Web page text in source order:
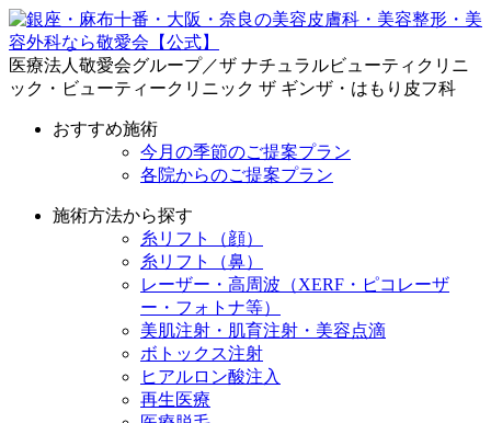
医療法人敬愛会グループ／ザ ナチュラルビューティクリニ
ック・ビューティークリニック ザ ギンザ・はもり皮フ科
おすすめ施術
今月の季節のご提案プラン
各院からのご提案プラン
施術方法から探す
糸リフト（顔）
糸リフト（鼻）
レーザー・高周波（XERF・ピコレーザ
ー・フォトナ等）
美肌注射・肌育注射・美容点滴
ボトックス注射
ヒアルロン酸注入
再生医療